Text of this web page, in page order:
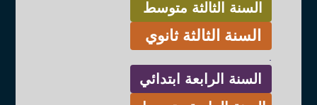
السنة الثالثة متوسط
السنة الثالثة ثانوي
السنة الرابعة ابتدائي